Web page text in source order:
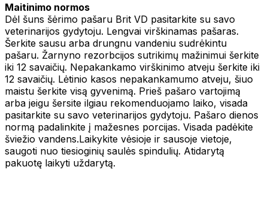
Maitinimo normos
Dėl šuns šėrimo pašaru Brit VD pasitarkite su savo
veterinarijos gydytoju. Lengvai virškinamas pašaras.
Šerkite sausu arba drungnu vandeniu sudrėkintu
pašaru. Žarnyno rezorbcijos sutrikimų mažinimui šerkite
iki 12 savaičių. Nepakankamo virškinimo atveju šerkite iki
12 savaičių. Lėtinio kasos nepakankamumo atveju, šiuo
maistu šerkite visą gyvenimą. Prieš pašaro vartojimą
arba jeigu šersite ilgiau rekomenduojamo laiko, visada
pasitarkite su savo veterinarijos gydytoju. Pašaro dienos
normą padalinkite į mažesnes porcijas. Visada padėkite
šviežio vandens.Laikykite vėsioje ir sausoje vietoje,
saugoti nuo tiesioginių saulės spindulių. Atidarytą
pakuotę laikyti uždarytą.